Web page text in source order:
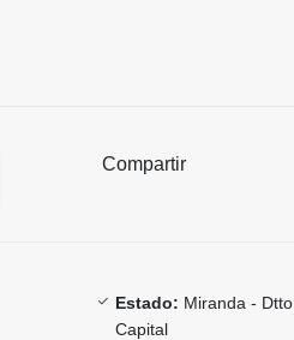
Compartir
Estado: Miranda - Dtto.
Capital